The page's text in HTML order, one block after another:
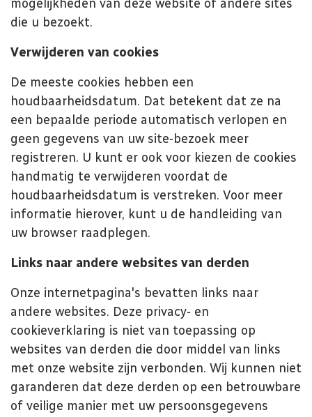
mogelijkheden van deze website of andere sites
die u bezoekt.
Verwijderen van cookies
De meeste cookies hebben een
houdbaarheidsdatum. Dat betekent dat ze na
een bepaalde periode automatisch verlopen en
geen gegevens van uw site-bezoek meer
registreren. U kunt er ook voor kiezen de cookies
handmatig te verwijderen voordat de
houdbaarheidsdatum is verstreken. Voor meer
informatie hierover, kunt u de handleiding van
uw browser raadplegen.
Links naar andere websites van derden
Onze internetpagina's bevatten links naar
andere websites. Deze privacy- en
cookieverklaring is niet van toepassing op
websites van derden die door middel van links
met onze website zijn verbonden. Wij kunnen niet
garanderen dat deze derden op een betrouwbare
of veilige manier met uw persoonsgegevens